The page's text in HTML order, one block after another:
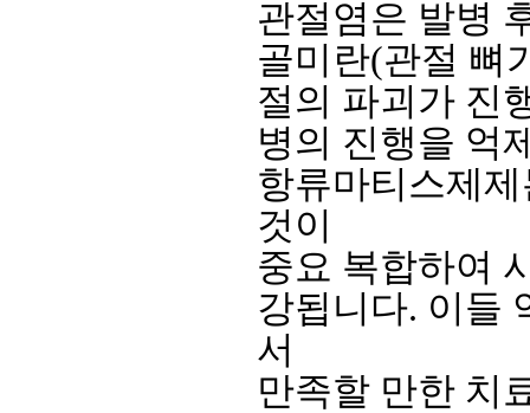
관절염은 발병
골미란(관절 뼈
절의 파괴가 진
병의 진행을 억
항류마티스제
것이
중요 복합하여
강됩니다. 이들
서
만족할 만한 치